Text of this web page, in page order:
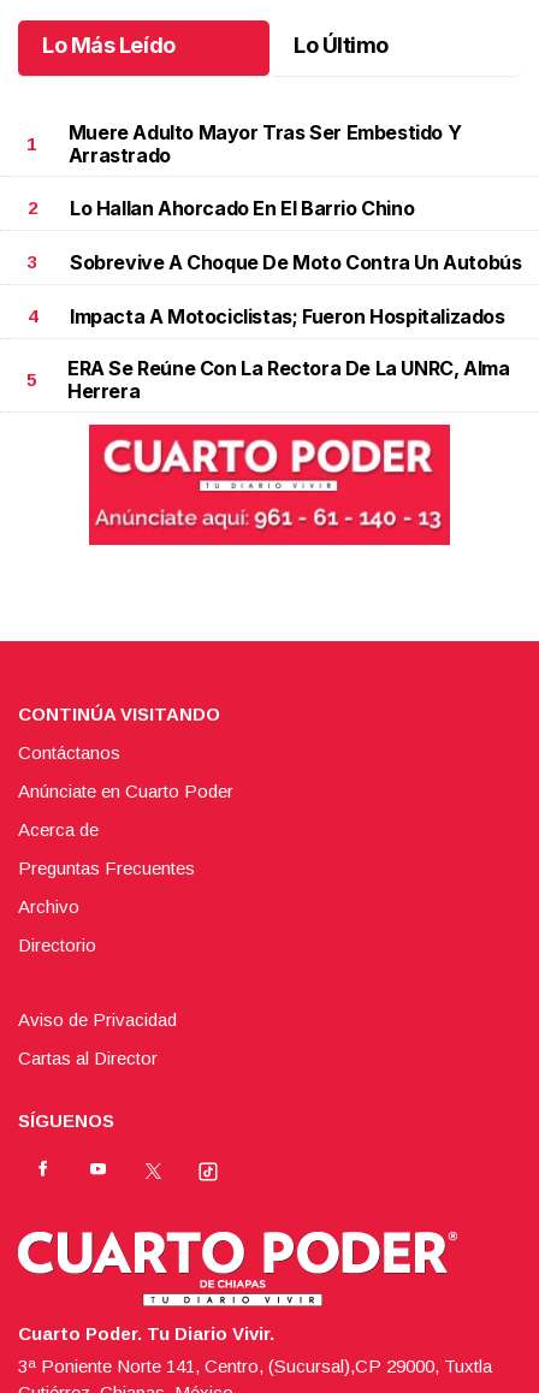
Lo Más Leído Lo Último
1
Muere Adulto Mayor Tras Ser Embestido Y
Arrastrado
2 Lo Hallan Ahorcado En El Barrio Chino
3 Sobrevive A Choque De Moto Contra Un Autobús
4 Impacta A Motociclistas; Fueron Hospitalizados
5
ERA Se Reúne Con La Rectora De La UNRC, Alma
Herrera
CONTINÚA VISITANDO
Contáctanos
Anúnciate en Cuarto Poder
Acerca de
Preguntas Frecuentes
Archivo
Directorio
Aviso de Privacidad
Cartas al Director
SÍGUENOS
Cuarto Poder. Tu Diario Vivir.
3ª Poniente Norte 141, Centro, (Sucursal),CP 29000, Tuxtla